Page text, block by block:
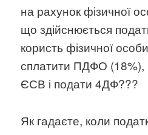
на рахунок фізичної
що здійснюється
користь фізичної
сплатити ПДФО
ЄСВ і подати 4ДФ???
Як гадаєте, коли